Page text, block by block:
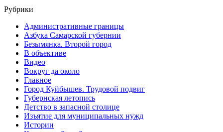
Рубрики
Административные границы
Азбука Самарской губернии
Безымянка. Второй город
В объективе
Видео
Вокруг да около
Главное
Город Куйбышев. Трудовой подвиг
Губернская летопись
Детство в запасной столице
Изъятие для муниципальных нужд
Истории